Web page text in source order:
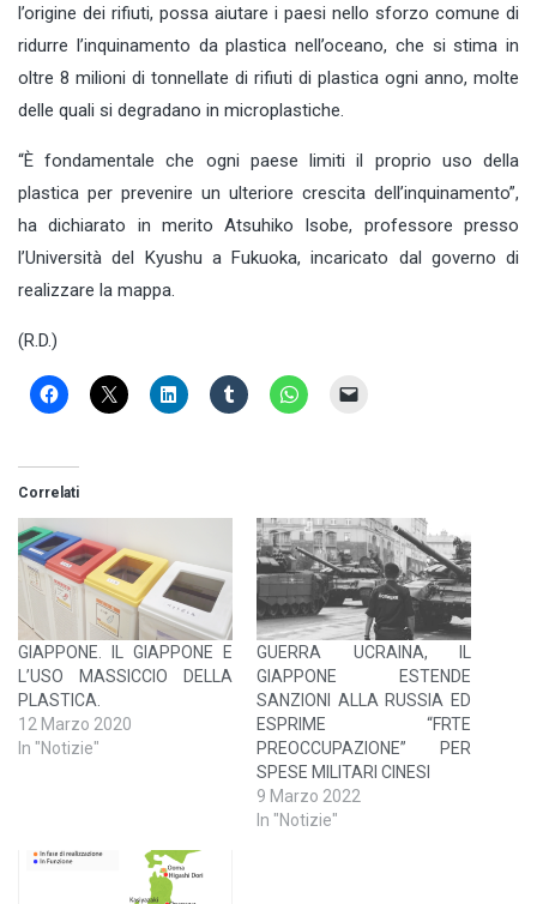
l’origine dei rifiuti, possa aiutare i paesi nello sforzo comune di
ridurre l’inquinamento da plastica nell’oceano, che si stima in
oltre 8 milioni di tonnellate di rifiuti di plastica ogni anno, molte
delle quali si degradano in microplastiche.
“È fondamentale che ogni paese limiti il ​​proprio uso della
plastica per prevenire un ulteriore crescita dell’inquinamento”,
ha dichiarato in merito Atsuhiko Isobe, professore presso
l’Università del Kyushu a Fukuoka, incaricato dal governo di
realizzare la mappa.
(R.D.)
Correlati
GIAPPONE. IL GIAPPONE E
L’USO MASSICCIO DELLA
PLASTICA.
12 Marzo 2020
In "Notizie"
GUERRA UCRAINA, IL
GIAPPONE ESTENDE
SANZIONI ALLA RUSSIA ED
ESPRIME “FRTE
PREOCCUPAZIONE” PER
SPESE MILITARI CINESI
9 Marzo 2022
In "Notizie"